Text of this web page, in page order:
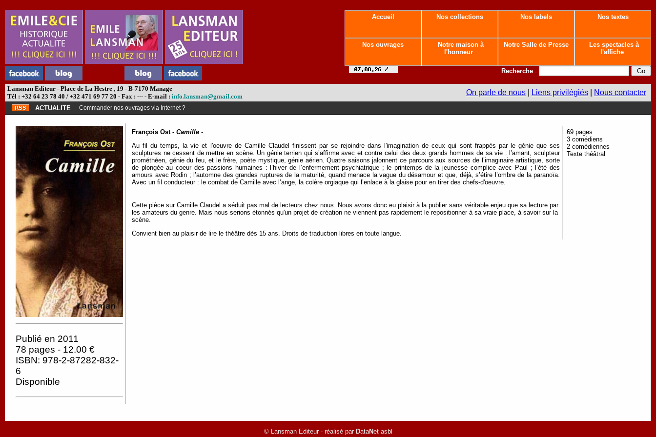
Accueil Nos collections Nos labels Nos textes
Nos ouvrages
Notre maison à
l'honneur
Notre Salle de Presse
Les spectacles à
l'affiche
Recherche :
Lansman Editeur - Place de La Hestre , 19 - B-7170 Manage
Tél : +32 64 23 78 40 / +32 471 69 77 20 - Fax : --- - E-mail : info.lansman@gmail.com On parle de nous Liens privilégiés Nous contacter
ACTUALITE Commander nos ouvrages via Internet ?
Publié en 2011
78 pages - 12.00 €
ISBN: 978-2-87282-832-
6
Disponible
François Ost - Camille -
Au fil du temps, la vie et l'oeuvre de Camille Claudel finissent par se rejoindre dans l'imagination de ceux qui sont frappés par le génie que ses
sculptures ne cessent de mettre en scène. Un génie terrien qui s’affirme avec et contre celui des deux grands hommes de sa vie : l’amant, sculpteur
prométhéen, génie du feu, et le frère, poète mystique, génie aérien. Quatre saisons jalonnent ce parcours aux sources de l’imaginaire artistique, sorte
de plongée au coeur des passions humaines : l’hiver de l’enfermement psychiatrique ; le printemps de la jeunesse complice avec Paul ; l’été des
amours avec Rodin ; l’automne des grandes ruptures de la maturité, quand menace la vague du désamour et que, déjà, s’étire l’ombre de la paranoïa.
Avec un fil conducteur : le combat de Camille avec l’ange, la colère orgiaque qui l’enlace à la glaise pour en tirer des chefs-d'oeuvre.
Cette pièce sur Camille Claudel a séduit pas mal de lecteurs chez nous. Nous avons donc eu plaisir à la publier sans véritable enjeu que sa lecture par
les amateurs du genre. Mais nous serions étonnés qu'un projet de création ne viennent pas rapidement le repositionner à sa vraie place, à savoir sur la
scène.
Convient bien au plaisir de lire le théâtre dès 15 ans. Droits de traduction libres en toute langue.
69 pages
3 comédiens
2 comédiennes
Texte théâtral
© Lansman Editeur - réalisé par DataNet asbl